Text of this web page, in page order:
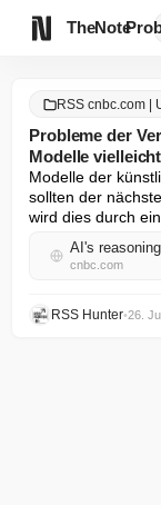
TheNote
RSS cnbc.com |
Probleme der
Modelle
Modelle der
sollten der
wird dies durch
cnbc.com
RSS Hunter•26.